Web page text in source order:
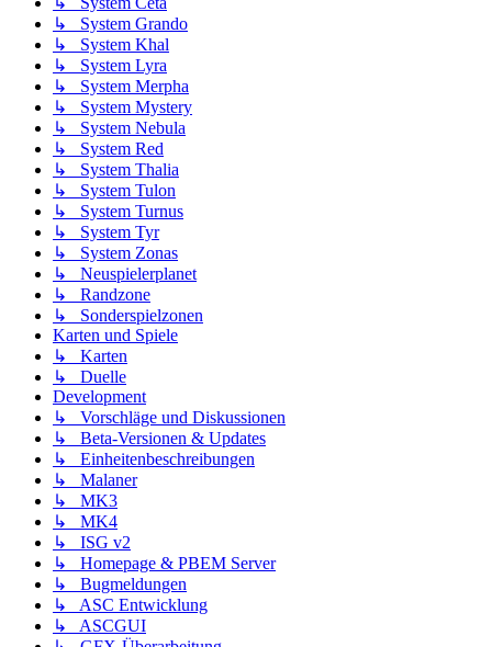
↳ System Grando
↳ System Khal
↳ System Lyra
↳ System Merpha
↳ System Mystery
↳ System Nebula
↳ System Red
↳ System Thalia
↳ System Tulon
↳ System Turnus
↳ System Tyr
↳ System Zonas
↳ Neuspielerplanet
↳ Randzone
↳ Sonderspielzonen
Karten und Spiele
↳ Karten
↳ Duelle
Development
↳ Vorschläge und Diskussionen
↳ Beta-Versionen & Updates
↳ Einheitenbeschreibungen
↳ Malaner
↳ MK3
↳ MK4
↳ ISG v2
↳ Homepage & PBEM Server
↳ Bugmeldungen
↳ ASC Entwicklung
↳ ASCGUI